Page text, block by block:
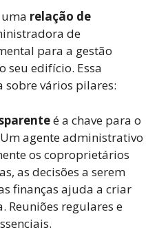
relação de
de
para a gestão
seu edifício. Essa
sobre vários pilares:
é a chave para o
agente administrativo
os coproprietários
as decisões a serem
finanças ajuda a criar
Reuniões regulares e